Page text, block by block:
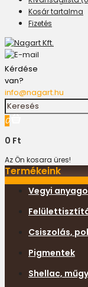
Kosár tartalma
Fizetés
Kérdése
van?
info@nagart.hu
0
0 Ft
Az Ön kosara üres!
Termékeink
Vegyi
Csiszolás,
Pigmentek
Shellac,